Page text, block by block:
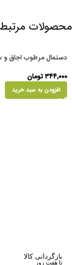
محصولات مرتبط
دستمال مرطوب اجاق و
۳۴۴,۰۰۰تومان
افزودن به سبد خرید
بازگردانی کالا
تا هفت روز